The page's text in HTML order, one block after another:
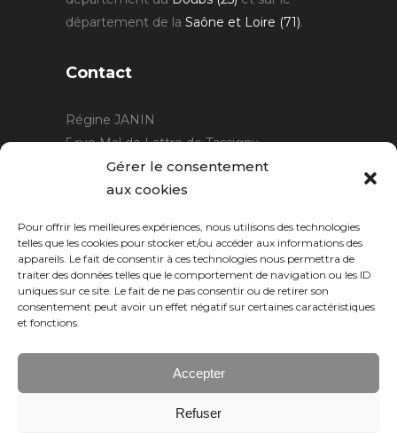
Gérer le consentement
aux cookies
Pour offrir les meilleures expériences, nous utilisons des technologies
telles que les cookies pour stocker et/ou accéder aux informations des
appareils. Le fait de consentir à ces technologies nous permettra de
traiter des données telles que le comportement de navigation ou les ID
uniques sur ce site. Le fait de ne pas consentir ou de retirer son
consentement peut avoir un effet négatif sur certaines caractéristiques
et fonctions.
Accepter
Refuser
département de la Saône et Loire (71).
Contact
Régine JANIN
5 rue Mal de Lattre de Tassigny
21220 Gevrey Chambertin
06 15 15 80 29
Horaires :sur rendez-vous.